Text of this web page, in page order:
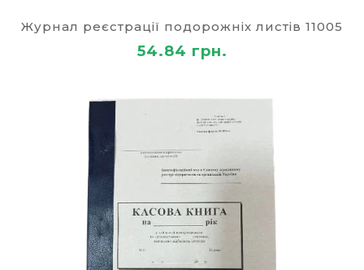
Журнал реєстрації подорожніх листів 11005
54.84 грн.